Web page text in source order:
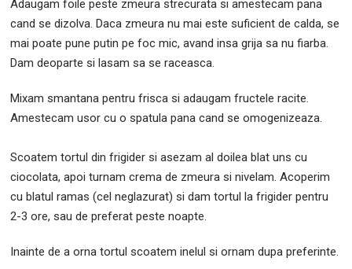
Adaugam foile peste zmeura strecurata si amestecam pana
cand se dizolva. Daca zmeura nu mai este suficient de calda, se
mai poate pune putin pe foc mic, avand insa grija sa nu fiarba.
Dam deoparte si lasam sa se raceasca.
Mixam smantana pentru frisca si adaugam fructele racite.
Amestecam usor cu o spatula pana cand se omogenizeaza.
Scoatem tortul din frigider si asezam al doilea blat uns cu
ciocolata, apoi turnam crema de zmeura si nivelam. Acoperim
cu blatul ramas (cel neglazurat) si dam tortul la frigider pentru
2-3 ore, sau de preferat peste noapte.
Inainte de a orna tortul scoatem inelul si ornam dupa preferinte.